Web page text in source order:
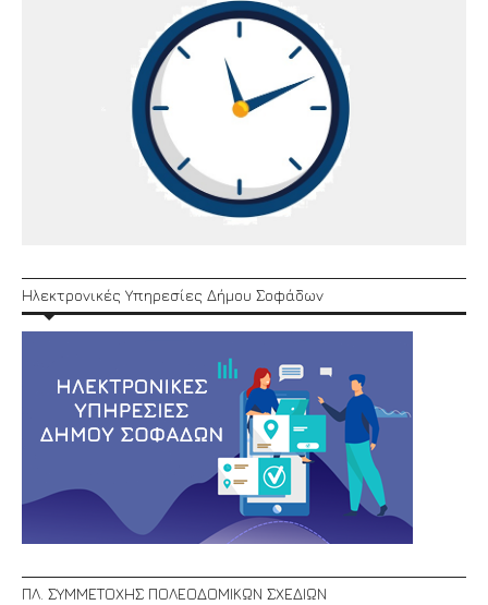
Ηλεκτρονικές Υπηρεσίες Δήμου Σοφάδων
ΠΛ. ΣΥΜΜΕΤΟΧΗΣ ΠΟΛΕΟΔΟΜΙΚΩΝ ΣΧΕΔΙΩΝ